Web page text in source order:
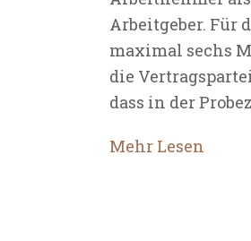
Arbeitgeber. Für
maximal sechs
die
dass in der
Mehr Lesen